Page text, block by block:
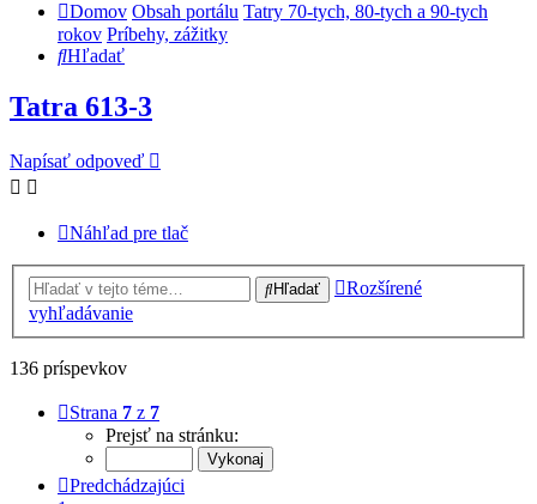
Domov Obsah portálu Tatry 70-tych, 80-tych a 90-tych
rokov Príbehy, zážitky
Hľadať
Tatra 613-3
Napísať odpoveď
Náhľad pre tlač
Hľadať
Rozšírené
vyhľadávanie
136 príspevkov
Strana 7 z 7
Prejsť na stránku:
Predchádzajúci